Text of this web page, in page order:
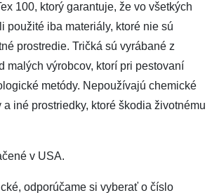
100, ktorý garantuje, že vo všetkých
použité iba materiály, ktoré nie sú
prostredie. Tričká sú vyrábané z
malých výrobcov, ktorí pri pestovaní
metódy. Nepoužívajú chemické
a iné prostriedky, ktoré škodia životnému
v USA.
odporúčame si vyberať o číslo